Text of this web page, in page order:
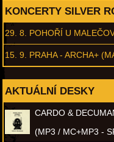
KONCERTY SILVER
29. 8. POHOŘÍ U
15. 9. PRAHA - ARCHA+
AKTUÁLNÍ DESKY
CARDO &
(MP3 / MC+MP3 -